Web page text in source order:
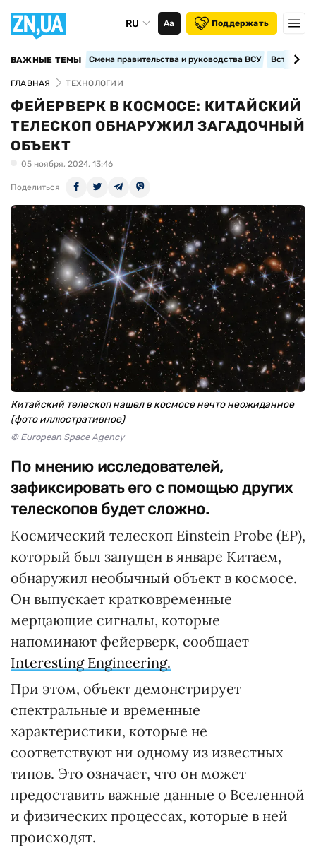
RU Аа Поддержать
ВАЖНЫЕ ТЕМЫ Смена правительства и руководства ВСУ
ГЛАВНАЯ ТЕХНОЛОГИИ
ФЕЙЕРВЕРК В КОСМОСЕ: КИТАЙСКИЙ
ТЕЛЕСКОП ОБНАРУЖИЛ ЗАГАДОЧНЫЙ
ОБЪЕКТ
05 ноября, 2024, 13:46
Поделиться
Китайский телескоп нашел в космосе нечто неожиданное
(фото иллюстративное)
© European Space Agency
По мнению исследователей,
зафиксировать его с помощью других
телескопов будет сложно.
Космический телескоп Einstein Probe (ЕР),
который был запущен в январе Китаем,
обнаружил необычный объект в космосе.
Он выпускает кратковременные
мерцающие сигналы, которые
напоминают фейерверк, сообщает
Interesting Engineering.
При этом, объект демонстрирует
спектральные и временные
характеристики, которые не
соответствуют ни одному из известных
типов. Это означает, что он может
предоставить важные данные о Вселенной
и физических процессах, которые в ней
происходят.